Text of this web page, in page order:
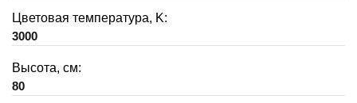
Цветовая температура, K:
3000
Высота, см:
80